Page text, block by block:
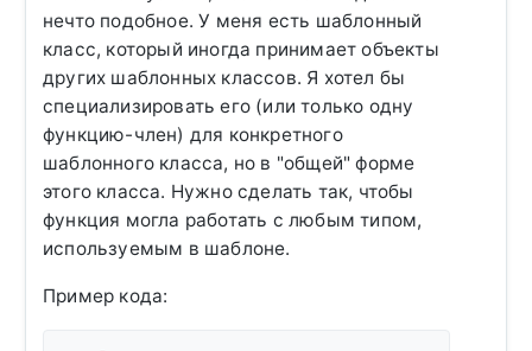
нечто подобное. У меня есть шаблонный
класс, который иногда принимает объекты
других шаблонных классов. Я хотел бы
специализировать его (или только одну
функцию-член) для конкретного
шаблонного класса, но в "общей" форме
этого класса. Нужно сделать так, чтобы
функция могла работать с любым типом,
используемым в шаблоне.
Пример кода: